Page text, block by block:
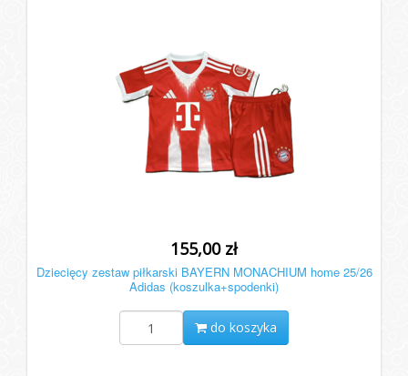
155,00 zł
Dziecięcy zestaw piłkarski BAYERN MONACHIUM home 25/26
Adidas (koszulka+spodenki)
do koszyka